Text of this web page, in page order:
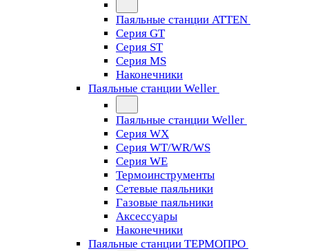
Паяльные станции ATTEN
Серия GT
Серия ST
Серия MS
Наконечники
Паяльные станции Weller
Паяльные станции Weller
Серия WX
Серия WT/WR/WS
Серия WE
Термоинструменты
Сетевые паяльники
Газовые паяльники
Аксессуары
Наконечники
Паяльные станции ТЕРМОПРО